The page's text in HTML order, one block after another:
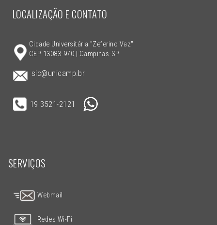
LOCALIZAÇÃO E CONTATO
Cidade Universitária "Zeferino Vaz"
CEP 13083-970 | Campinas-SP
sic@unicamp.br
19 3521-2121
SERVIÇOS
Webmail
Redes Wi-Fi